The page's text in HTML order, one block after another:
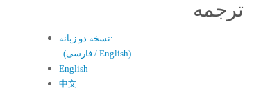
ترجمه
نسخه دو زبانه:
(فارسی / English)
English
中文